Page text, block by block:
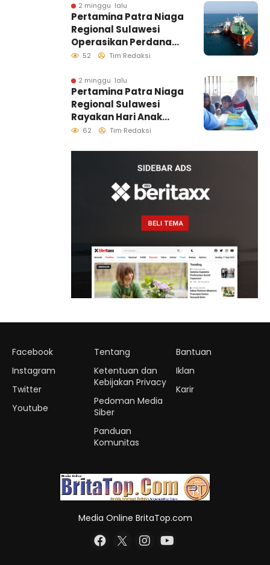
2 minggu lalu
Pertamina Patra Niaga
Regional Sulawesi
Operasikan Perdana
Ship to Ship
Distribusi B50 di
Kawasan Timur
Sulawesi
52 Tim Redaksi
2 minggu lalu
Pertamina Patra Niaga
Regional Sulawesi
Rayakan Hari Anak
Nasional Melalui
Ruang Tumbuh
Generasi Penjaga
62 Tim Redaksi
Facebook
Instagram
Twitter
Youtube
Tentang
Ketentuan dan
Kebijakan Privacy
Pedoman Media
Siber
Panduan
Komunitas
Bantuan
Iklan
Karir
Media Online BritaTop.com